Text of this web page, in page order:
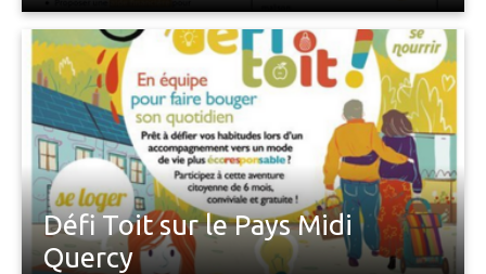
Défi Toit sur le Pays Midi
Quercy